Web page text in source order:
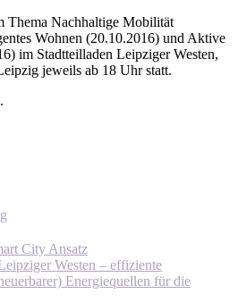
Thema Nachhaltige Mobilität
Wohnen (20.10.2016) und Aktive
im Stadtteilladen Leipziger Westen,
jeweils ab 18 Uhr statt.
City Ansatz
Westen – effiziente
Energiequellen für die